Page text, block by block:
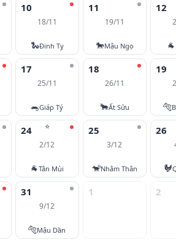
10
18/11
🐍Đinh Tỵ
11
19/11
🐎Mậu Ngọ
12
🐐
17
25/11
🐀Giáp Tý
18
26/11
🐂Ất Sửu
19
🐅
⭐
24
2/12
🐐Tân Mùi
25
3/12
🐒Nhâm Thân
26
🐓
31
9/12
🐅Mậu Dần
1 2